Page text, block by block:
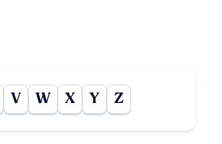
V W X Y Z